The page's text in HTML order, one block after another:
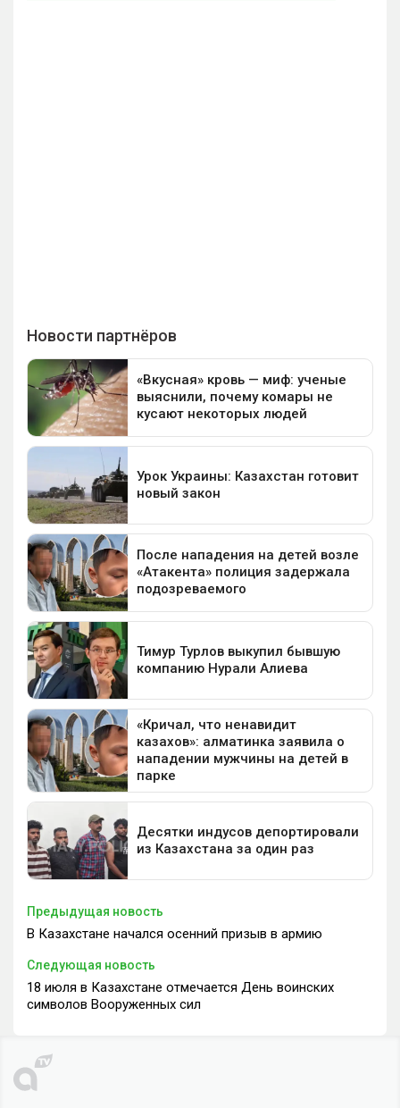
Предыдущая новость
В Казахстане начался осенний призыв в армию
Следующая новость
18 июля в Казахстане отмечается День воинских
символов Вооруженных сил